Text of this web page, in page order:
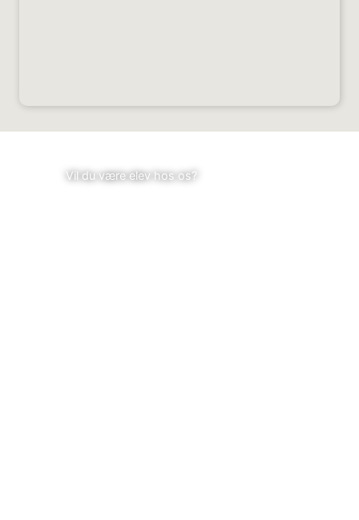
ELEVVil du være elev hos os?